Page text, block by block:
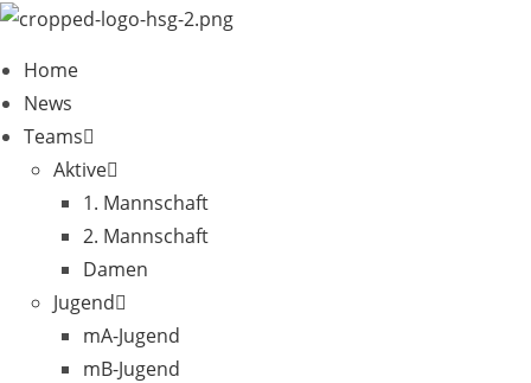
Zum
springen
Home
News
Teams
Aktive
1. Mannschaft
2. Mannschaft
Damen
Jugend
mA-Jugend
mB-Jugend